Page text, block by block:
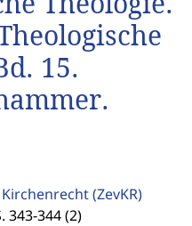
15.
(ZevKR)
343-344 (2)